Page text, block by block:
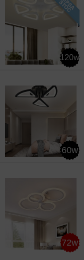
120w
60w
72w